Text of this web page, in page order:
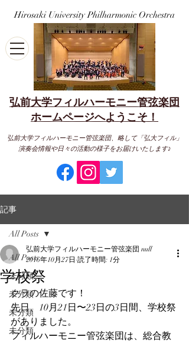
弘前大学フィルハーモニー管弦楽団
​ホームページへようこそ！
Hirosaki University Philharmonic Orchestra
弘前大学フィルハーモニー管弦楽団、略して「弘大フィル」
演奏会情報や日々の活動の様子をお届けいたします♪
記事
All Posts
未分類
未分類
未分類
未分類
All Posts
学校祭
弘前大学フィルハーモニー管弦楽団 null
2016年10月27日 読了時間: 1分
クラの佐藤です！
先日、10月21日〜23日の3日間、学校祭
がありました。
フィルハーモニー管弦楽団は、総合教